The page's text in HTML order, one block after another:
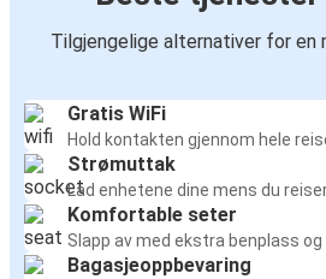
Tilgjengelige alternativer for en
Gratis WiFi
Hold kontakten gjennom hele
Strømuttak
Lad enhetene dine mens du
Komfortable seter
Slapp av med ekstra benplass
Bagasjeoppbevaring